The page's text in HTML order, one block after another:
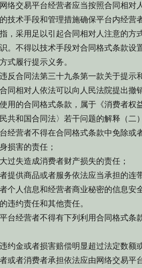
络交易平台经营者应当按照合同相对
技术手段和管理措施确保平台内经营
采用足以引起合同相对人注意的方
。不得以技术手段对合同格式条款设
式履行提示义务。
合同法第三十九条第一款关于提示
同相对人依法可以向人民法院提出撤
的合同格式条款，属于《消费者权
共和国合同法〉若干问题的解释（二
经营者不得在合同格式条款中免除或
害的责任；
失造成消费者财产损失的责任；
供商品或者服务依法应当承担的连
人信息和经营者商业秘密的信息安
约责任和其他责任。
台经营者不得有下列利用合同格式条
金或者损害赔偿明显超过法定数额
者消费者承担依法应由网络交易平